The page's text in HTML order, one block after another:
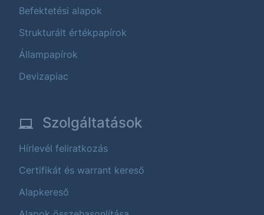
Befektetési alapok
Strukturált értékpapírok
Állampapírok
Devizapiac
Szolgáltatások
Hírlevél feliratkozás
Certifikát és warrant kereső
Alapkereső